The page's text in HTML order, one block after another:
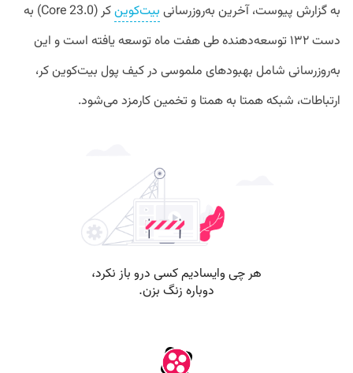
به گزارش پیوست، آخرین به‌روزرسانی بیت‌کوین
کر (Core 23.0) به‌
دست ۱۳۲ توسعه‌دهنده طی هفت ماه توسعه یافته است و این
به‌روزرسانی شامل بهبودهای ملموسی در کیف پول بیت‌کوین کر،
ارتباطات، شبکه همتا به همتا و تخمین کارمزد می‌شود.